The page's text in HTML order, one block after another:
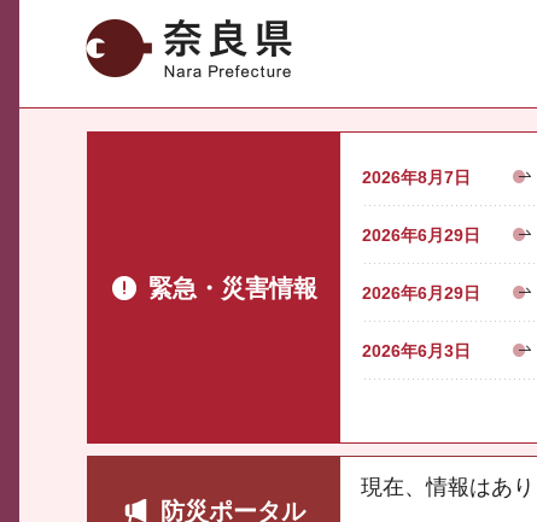
奈良県
緊急・災害情報
2026年8月7日
2026年6月29日
2026年6月29日
2026年6月3日
防災ポータル
現在、情報はあり